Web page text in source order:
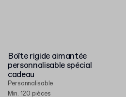
Boîte rigide aimantée
personnalisable spécial
cadeau
Personnalisable
Min. 120 pièces